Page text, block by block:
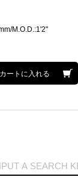
M.O.D.:1'2"
ートに入れる